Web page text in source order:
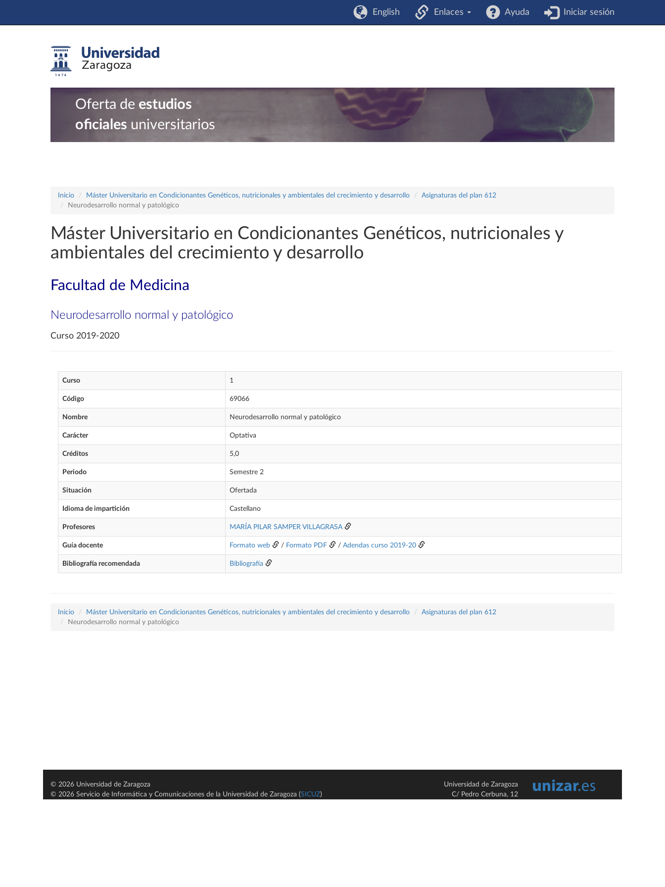
English Enlaces Ayuda Iniciar sesión
Oferta de estudios
oficiales universitarios
Inicio Máster Universitario en Condicionantes Genéticos, nutricionales y ambientales del crecimiento y desarrollo
Asignaturas del plan 612
Neurodesarrollo normal y patológico
Máster Universitario en Condicionantes Genéticos, nutricionales y
ambientales del crecimiento y desarrollo
Facultad de Medicina
Neurodesarrollo normal y patológico
Curso 2019-2020
Curso 1
Código 69066
Nombre Neurodesarrollo normal y patológico
Carácter Optativa
Créditos 5,0
Periodo Semestre 2
Situación Ofertada
Idioma de impartición Castellano
Profesores MARÍA PILAR SAMPER VILLAGRASA
Guía docente Formato web / Formato PDF / Adendas curso 2019-20
Bibliografía recomendada Bibliografía
Inicio Máster Universitario en Condicionantes Genéticos, nutricionales y ambientales del crecimiento y desarrollo
Asignaturas del plan 612
Neurodesarrollo normal y patológico
© 2026 Universidad de Zaragoza
© 2026 Servicio de Informática y Comunicaciones de la Universidad de Zaragoza (SICUZ)
Universidad de Zaragoza
C/ Pedro Cerbuna, 12